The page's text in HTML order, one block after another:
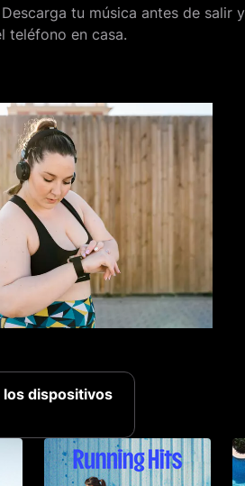
tu música antes de salir y
teléfono en casa.
los dispositivos